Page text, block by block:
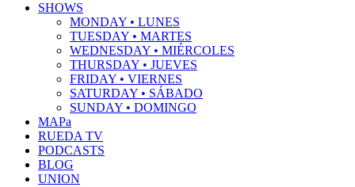
SHOWS
MONDAY • LUNES
TUESDAY • MARTES
WEDNESDAY • MIÉRCOLES
THURSDAY • JUEVES
FRIDAY • VIERNES
SATURDAY • SÁBADO
SUNDAY • DOMINGO
MAPa
RUEDA TV
PODCASTS
BLOG
UNION